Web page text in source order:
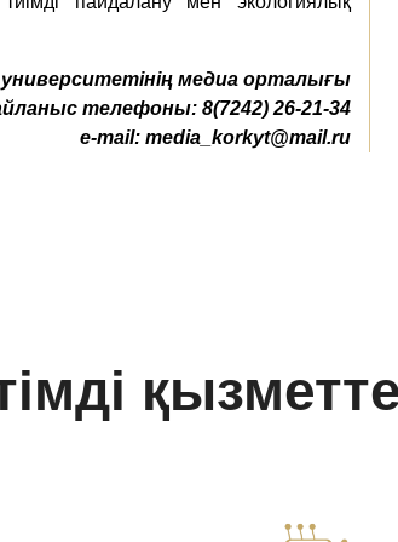
медиа орталығы
телефоны: 8(7242) 26-21-34
e-mail: media_korkyt@mail.ru